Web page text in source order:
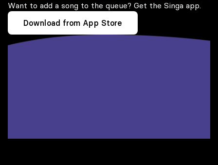
Want to add a song to the queue? Get the Singa app.
Download from App Store